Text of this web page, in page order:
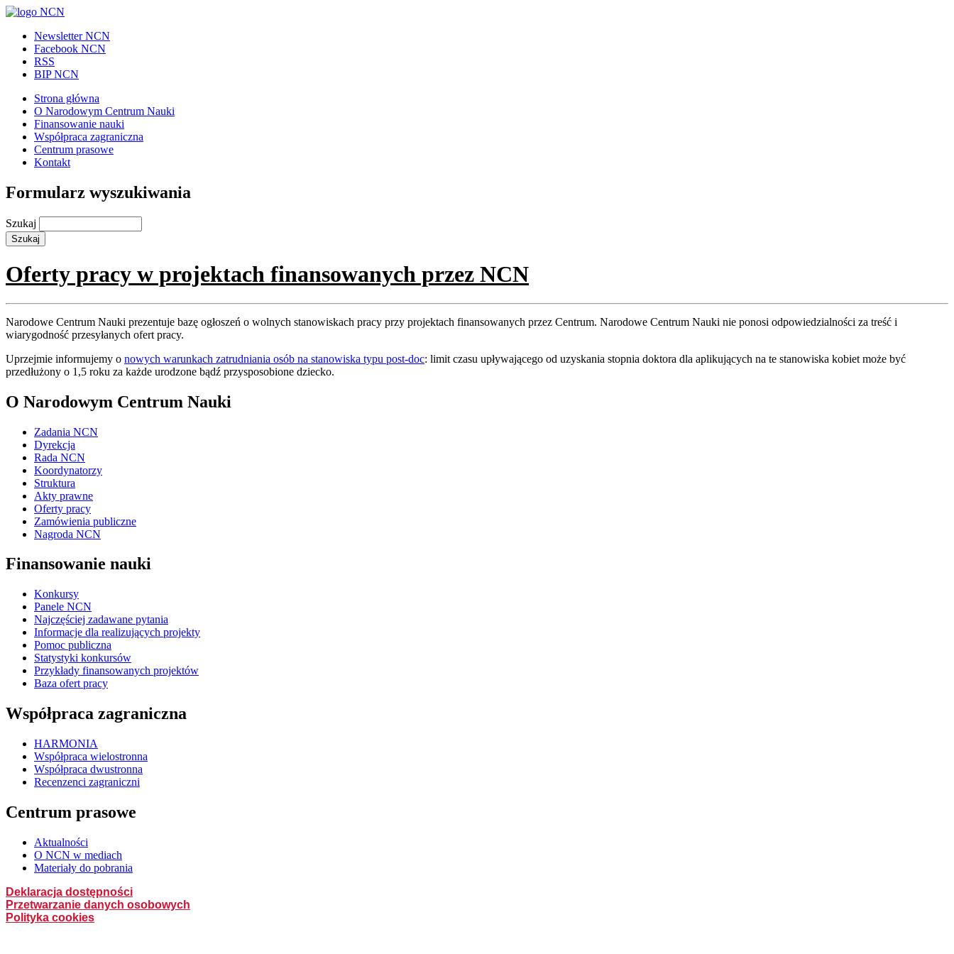
Newsletter NCN
Facebook NCN
RSS
BIP NCN
Strona główna
O Narodowym Centrum Nauki
Finansowanie nauki
Współpraca zagraniczna
Centrum prasowe
Kontakt
Formularz wyszukiwania
Szukaj
Oferty pracy w projektach finansowanych przez NCN
Narodowe Centrum Nauki prezentuje bazę ogłoszeń o wolnych stanowiskach pracy przy projektach finansowanych przez Centrum. Narodowe Centrum Nauki nie ponosi odpowiedzialności za treść i
wiarygodność przesyłanych ofert pracy.
Uprzejmie informujemy o nowych warunkach zatrudniania osób na stanowiska typu post-doc: limit czasu upływającego od uzyskania stopnia doktora dla aplikujących na te stanowiska kobiet może być
przedłużony o 1,5 roku za każde urodzone bądź przysposobione dziecko.
O Narodowym Centrum Nauki
Zadania NCN
Dyrekcja
Rada NCN
Koordynatorzy
Struktura
Akty prawne
Oferty pracy
Zamówienia publiczne
Nagroda NCN
Finansowanie nauki
Konkursy
Panele NCN
Najczęściej zadawane pytania
Informacje dla realizujących projekty
Pomoc publiczna
Statystyki konkursów
Przykłady finansowanych projektów
Baza ofert pracy
Współpraca zagraniczna
HARMONIA
Współpraca wielostronna
Współpraca dwustronna
Recenzenci zagraniczni
Centrum prasowe
Aktualności
O NCN w mediach
Materiały do pobrania
Deklaracja dostępności
Przetwarzanie danych osobowych
Polityka cookies